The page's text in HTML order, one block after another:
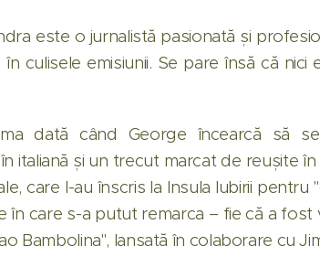
este o jurnalistă pasionată și
culisele emisiunii. Se pare însă că
dată când George încearcă să
italiană și un trecut marcat de reușite
care l-au înscris la Insula Iubirii
în care s-a putut remarca – fie că a
Bambolina", lansată în colaborare cu